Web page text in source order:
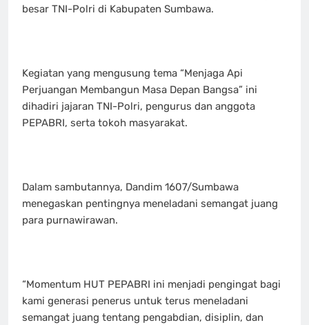
besar TNI-Polri di Kabupaten Sumbawa.
‎Kegiatan yang mengusung tema “Menjaga Api
Perjuangan Membangun Masa Depan Bangsa” ini
dihadiri jajaran TNI-Polri, pengurus dan anggota
PEPABRI, serta tokoh masyarakat.
‎Dalam sambutannya, Dandim 1607/Sumbawa
menegaskan pentingnya meneladani semangat juang
para purnawirawan.
‎“Momentum HUT PEPABRI ini menjadi pengingat bagi
kami generasi penerus untuk terus meneladani
semangat juang tentang pengabdian, disiplin, dan